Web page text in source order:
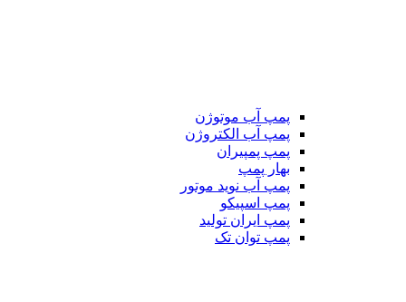
پمپ آب موتوژن
پمپ آب الکتروژن
پمپ پمپیران
بهار پمپ
پمپ آب نوید موتور
پمپ اسپیکو
پمپ ایران تولید
پمپ توان تک